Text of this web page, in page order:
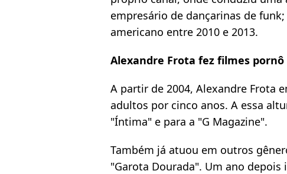
empresário de dançarinas de
americano entre 2010 e 2013.
Alexandre Frota fez filmes pornô
A partir de 2004, Alexandre Frota
adultos por cinco anos. A essa
"Íntima" e para a "G Magazine".
Também já atuou em outros
"Garota Dourada". Um ano depois